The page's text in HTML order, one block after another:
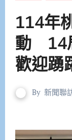
114年
動 14
歡迎踴
By 新聞聯